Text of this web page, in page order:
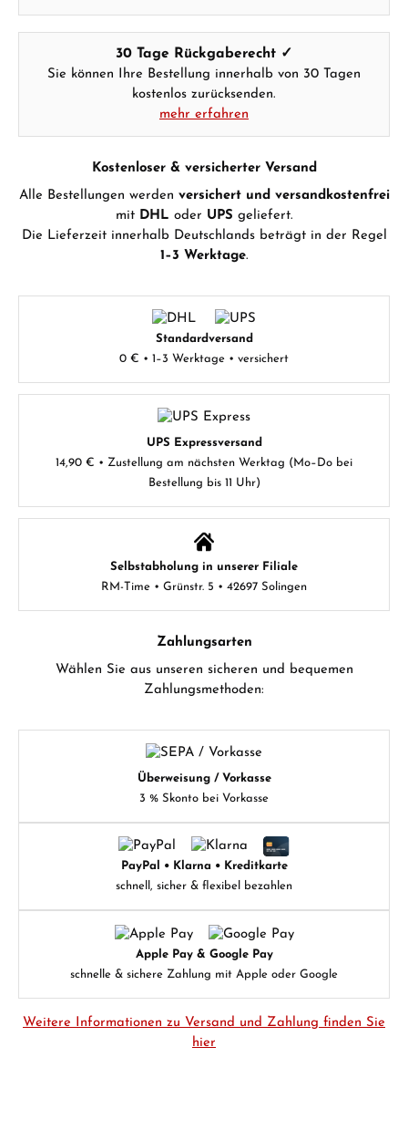
30 Tage Rückgaberecht ✓
Sie können Ihre Bestellung innerhalb von 30 Tagen
kostenlos zurücksenden.
mehr erfahren
Kostenloser & versicherter Versand
Alle Bestellungen werden versichert und versandkostenfrei
mit DHL oder UPS geliefert.
Die Lieferzeit innerhalb Deutschlands beträgt in der Regel
1–3 Werktage.
Standardversand
0 € • 1–3 Werktage • versichert
UPS Expressversand
14,90 € • Zustellung am nächsten Werktag (Mo–Do bei
Bestellung bis 11 Uhr)
Selbstabholung in unserer Filiale
RM-Time • Grünstr. 5 • 42697 Solingen
Zahlungsarten
Wählen Sie aus unseren sicheren und bequemen
Zahlungsmethoden:
Überweisung / Vorkasse
3 % Skonto bei Vorkasse
PayPal • Klarna • Kreditkarte
schnell, sicher & flexibel bezahlen
Apple Pay & Google Pay
schnelle & sichere Zahlung mit Apple oder Google
Weitere Informationen zu Versand und Zahlung finden Sie
hier